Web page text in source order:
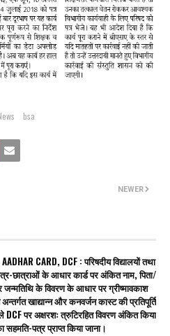
bsa
NEWER
CARD, DCF : परिषदीय विद्यालयों तथा
छात्राओं के आधार कार्ड पर अंकित नाम, पिता/
जन्मतिथि के विवरण के आधार पर ग्रीष्मावकाश
खाद्यान्न और कनवर्जन कास्ट की प्रतिपूर्ति
पर अक्षरशः त्रुटिरहित विवरण अंकित किया
सहमति-पत्र प्राप्त किया जाना।